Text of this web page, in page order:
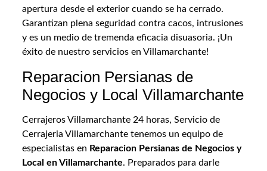
apertura desde el exterior cuando se ha cerrado.
Garantizan plena seguridad contra cacos, intrusiones
y es un medio de tremenda eficacia disuasoria. ¡Un
éxito de nuestro servicios en Villamarchante!
Reparacion Persianas de
Negocios y Local Villamarchante
Cerrajeros Villamarchante 24 horas, Servicio de
Cerrajeria Villamarchante tenemos un equipo de
especialistas en Reparacion Persianas de Negocios y
Local en Villamarchante. Preparados para darle